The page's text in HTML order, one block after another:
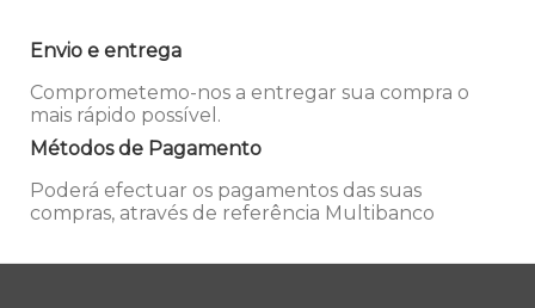
Envio e entrega
Comprometemo-nos a entregar sua compra o
mais rápido possível.
Métodos de Pagamento
Poderá efectuar os pagamentos das suas
compras, através de referência Multibanco